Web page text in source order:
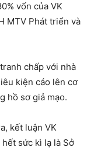
vốn của VK
MTV Phát triển và
chấp với nhà
kiện cáo lên cơ
hồ sơ giả mạo.
kết luận VK
sức kì lạ là Sở